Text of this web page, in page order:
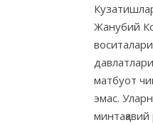
Жанубий
матбуот
эмас.